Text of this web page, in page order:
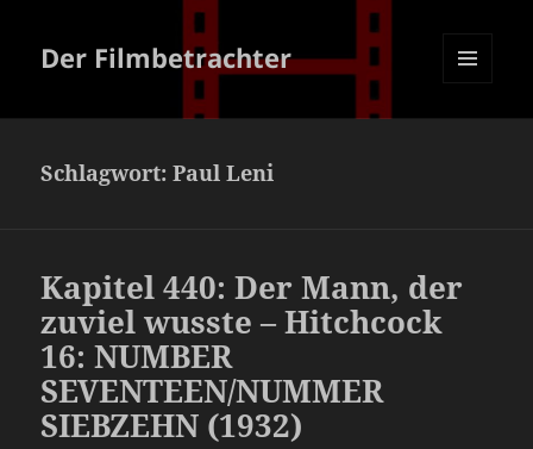
Der Filmbetrachter
Schlagwort:Paul Leni
Kapitel 440: Der Mann, der
zuviel wusste – Hitchcock
16: NUMBER
SEVENTEEN/NUMMER
SIEBZEHN (1932)